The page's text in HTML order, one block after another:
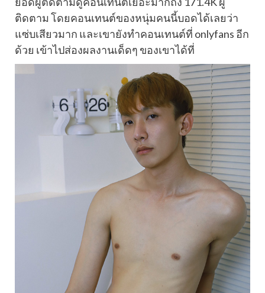
ติดตาม โดยคอนเทนต์ของหนุ่มคนนี้บอดได้เลยว่า
แซ่บเสียวมาก และเขายังทำคอนเทนต์ที่ onlyfans อีก
ด้วย เข้าไปส่องผลงานเด็ดๆ ของเขาได้ที่